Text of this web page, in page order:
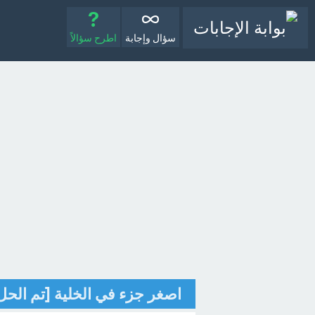
سؤال وإجابة اطرح سؤالاً
اصغر جزء في الخلية [تم